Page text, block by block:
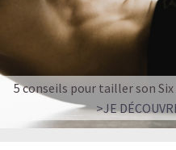
5 conseils pour tailler son
>JE